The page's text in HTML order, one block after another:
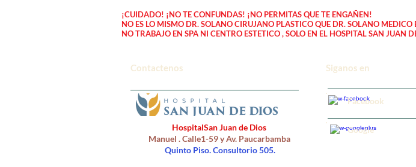
¡CUIDADO! ¡NO TE CONFUNDAS! ¡NO PERMITAS QUE TE ENGAÑEN!
NO ES LO MISMO DR. SOLANO CIRUJANO PLASTICO QUE DR. SOLANO MEDICO
NO TRABAJO EN SPA NI CENTRO ESTETICO , SOLO EN EL HOSPITAL SAN JUAN
Contactenos Siganos en
Facebook
HospitalSan Juan de Dios
Manuel . Calle1-59 y Av. Paucarbamba
Quinto Piso. Consultorio 505.
Google